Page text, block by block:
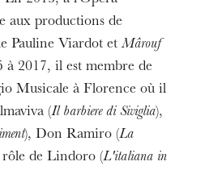
aux productions de
Pauline Viardot etMârouf
à 2017, il est membre de
Musicale à Florence où il
(Il barbiere di Siviglia),
), Don Ramiro (La
rôle de Lindoro (L'italiana in